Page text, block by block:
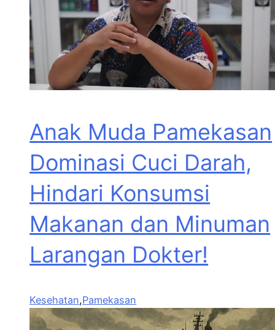
Anak Muda Pamekasan
Dominasi Cuci Darah,
Hindari Konsumsi
Makanan dan Minuman
Larangan Dokter!
Kesehatan,Pamekasan